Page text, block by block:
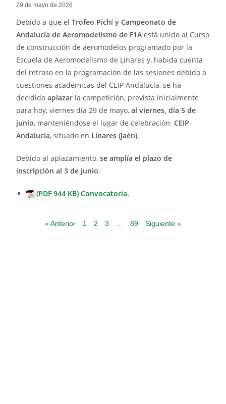
29 de mayo de 2026
Debido a que elTrofeo Pichí y Campeonato de
Andalucía de Aeromodelismo de F1A está unido al Curso
de construcción de aeromodelos programado por la
Escuela de Aeromodelismo de Linares y, habida cuenta
del retraso en la programación de las sesiones debido a
cuestiones académicas del CEIP Andalucía, se ha
decididoaplazar la competición, prevista inicialmente
para hoy, viernes día 29 de mayo,al viernes, día 5 de
junio, manteniéndose el lugar de celebración:CEIP
Andalucía, situado en Linares (Jaén).
Debido al aplazamiento,se amplía el plazo de
inscripción al 3 de junio.
(PDF 944 KB) Convocatoria.
« Anterior 1 2 3 … 89 Siguiente »